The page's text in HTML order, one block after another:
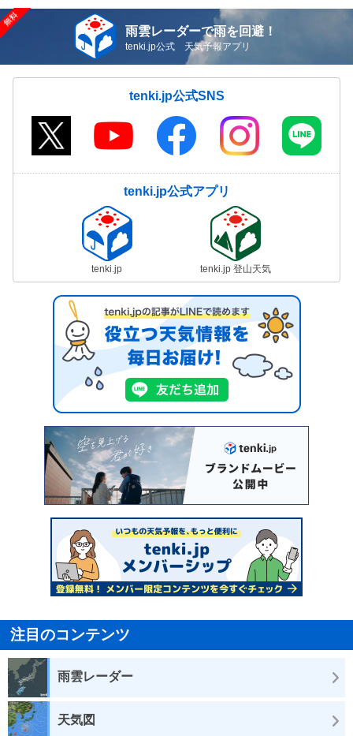
雨雲レーダーで雨を回避！
tenki.jp公式 天気予報アプリ
tenki.jp公式SNS
tenki.jp公式アプリ
tenki.jp tenki.jp 登山天気
注目のコンテンツ
雨雲レーダー
天気図